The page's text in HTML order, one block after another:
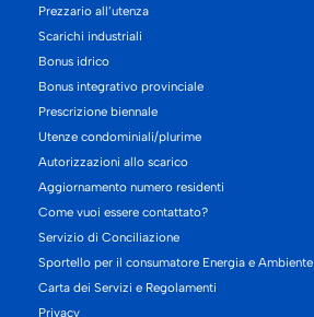
Prezzario all’utenza
Scarichi industriali
Bonus idrico
Bonus integrativo provinciale
Prescrizione biennale
Utenze condominiali/plurime
Autorizzazioni allo scarico
Aggiornamento numero residenti
Come vuoi essere contattato?
Servizio di Conciliazione
Sportello per il consumatore Energia e Ambiente
Carta dei Servizi e Regolamenti
Privacy